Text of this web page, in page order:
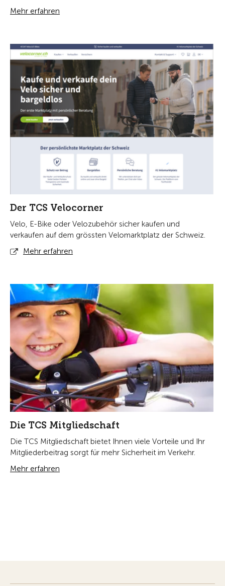
Mehr erfahren
Der TCS Velocorner
Velo, E-Bike oder Velozubehör sicher kaufen und
verkaufen auf dem grössten Velomarktplatz der Schweiz.
Mehr erfahren
Die TCS Mitgliedschaft
Die TCS Mitgliedschaft bietet Ihnen viele Vorteile und Ihr
Mitgliederbeitrag sorgt für mehr Sicherheit im Verkehr.
Mehr erfahren